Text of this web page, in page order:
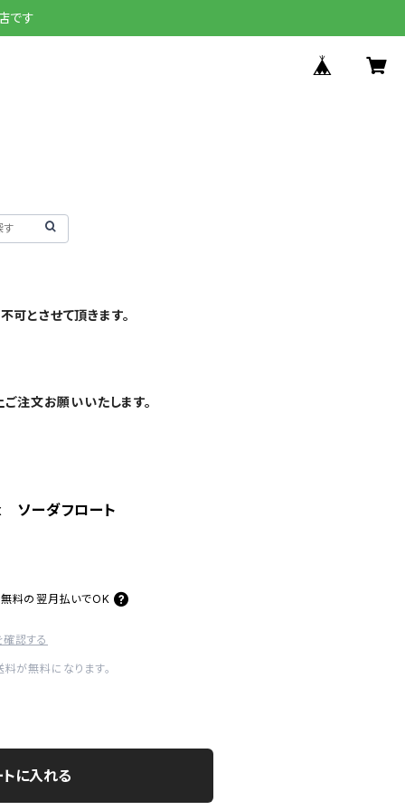
です
とさせて頂きます。
注文お願いいたします。
ーダフロート
料の 翌月払いでOK
認する
が無料になります。
に入れる